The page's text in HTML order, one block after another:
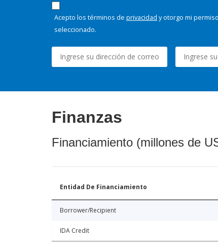
Acepto los términos de privacidad y otorgo mi
seleccionado.
Finanzas
Financiamiento (millones de
Entidad De Financiamiento
Borrower/Recipient
IDA Credit